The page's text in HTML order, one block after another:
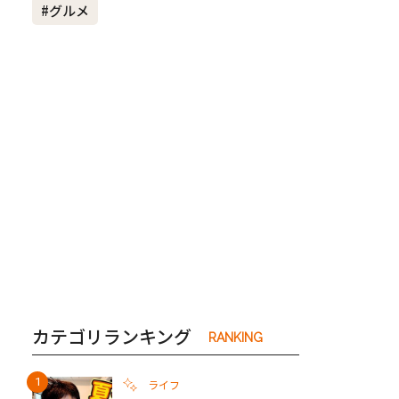
夫婦
#グルメ
カテゴリランキング RANKING
ライフ